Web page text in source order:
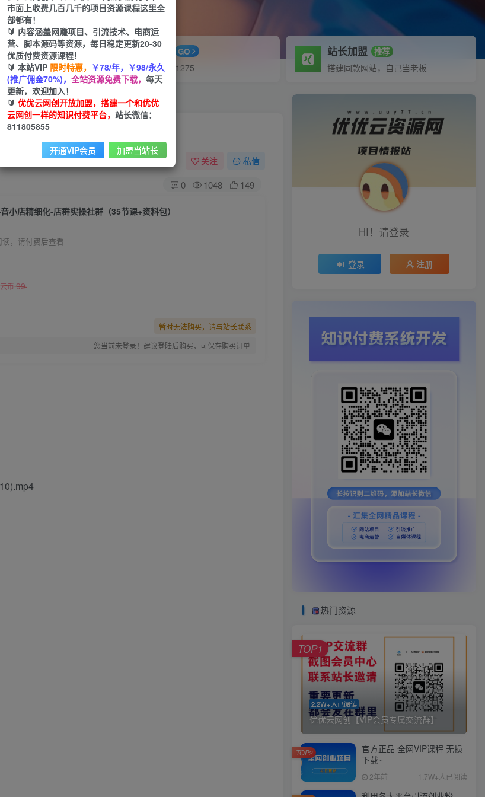
目路子。
APP下载 GO
站长V：hu91275
站长加盟 推荐
搭建同款网站，自己当老板
资料包）
关注 私信
0 1048 149
小店精细化-店群实操社群（35节课+资料包）
，请付费后查看
云币99
暂时无法购买，请与站长联系
您当前未登录！建议登陆后购买，可保存购买订单
HI！请登录
登录 注册
热门资源
2.2W+人已阅读
优优云网创【VIP会员专属交流群】
TOP1
官方正品 全网VIP课程 无损
下载~
2年前 1.7W+人已阅读
TOP2
市面上收费几百几千的项目资源课程这里全
部都有！
🔰 内容涵盖网赚项目、引流技术、电商运
营、脚本源码等资源，每日稳定更新20-30
优质付费资源课程！
🔰 本站VIP 限时特惠， ￥78/年，￥98/永久
(推广佣金70%)， 全站资源免费下载， 每天
更新，欢迎加入！
🔰 优优云网创开放加盟，搭建一个和优优
云网创一样的知识付费平台， 站长微信：
811805855
开通VIP会员 加盟当站长